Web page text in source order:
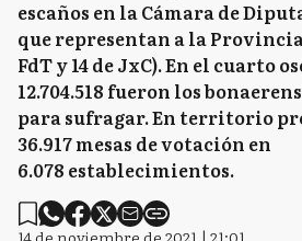
escaños en la Cámara de
que representan a la
FdT y 14 de JxC). En el cuarto
12.704.518 fueron los
para sufragar. En territorio
36.917 mesas de votación en
6.078 establecimientos.